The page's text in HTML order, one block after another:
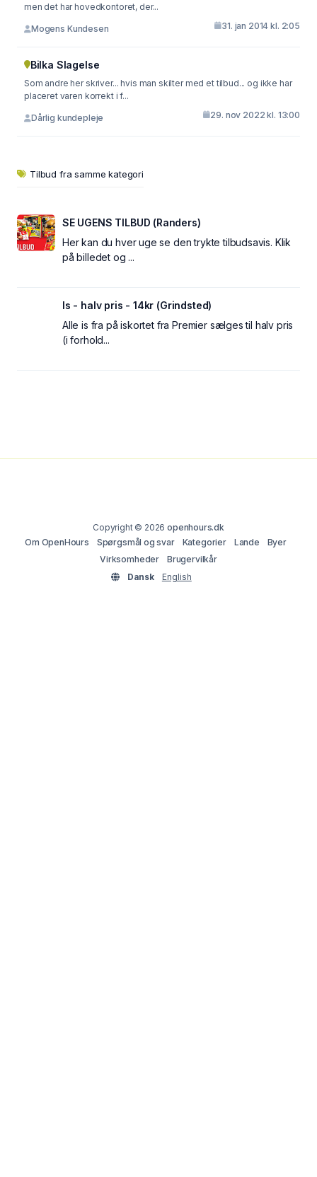
men det har hovedkontoret, der...
Mogens Kundesen 31. jan 2014 kl. 2:05
Bilka Slagelse
Som andre her skriver... hvis man skilter med et tilbud... og ikke har
placeret varen korrekt i f...
Dårlig kundepleje 29. nov 2022 kl. 13:00
Tilbud fra samme kategori
SE UGENS TILBUD (Randers)
Her kan du hver uge se den trykte tilbudsavis. Klik
på billedet og ...
Is - halv pris - 14kr (Grindsted)
Alle is fra på iskortet fra Premier sælges til halv pris
(i forhold...
Copyright © 2026openhours.dk
Om OpenHours
Spørgsmål og svar Kategorier Lande
Byer
Virksomheder
Brugervilkår
Dansk
English